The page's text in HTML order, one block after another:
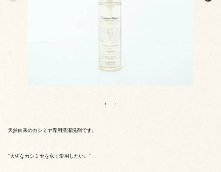
天然由来のカシミヤ専用洗濯洗剤です。
"大切なカシミヤを永く愛用したい。"